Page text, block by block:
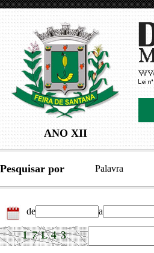
ANO XII
Pesquisar por Palavra
de a